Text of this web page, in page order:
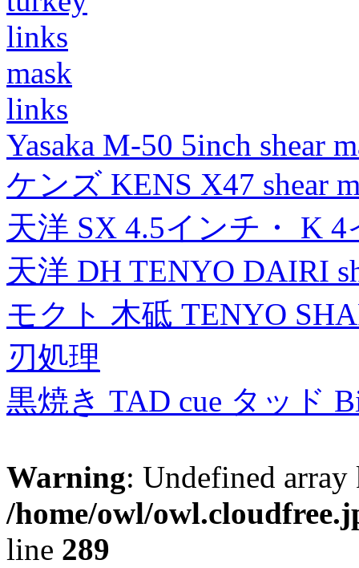
links
mask
links
Yasaka M-50 5inch shear
ケンズ KENS X47 shear
天洋 SX 4.5インチ・ K
天洋 DH TENYO DAIRI
モクト 木砥 TENYO
刃処理
黒焼き TAD cue タッド
Warning: Undefined
/home/owl/
line 289